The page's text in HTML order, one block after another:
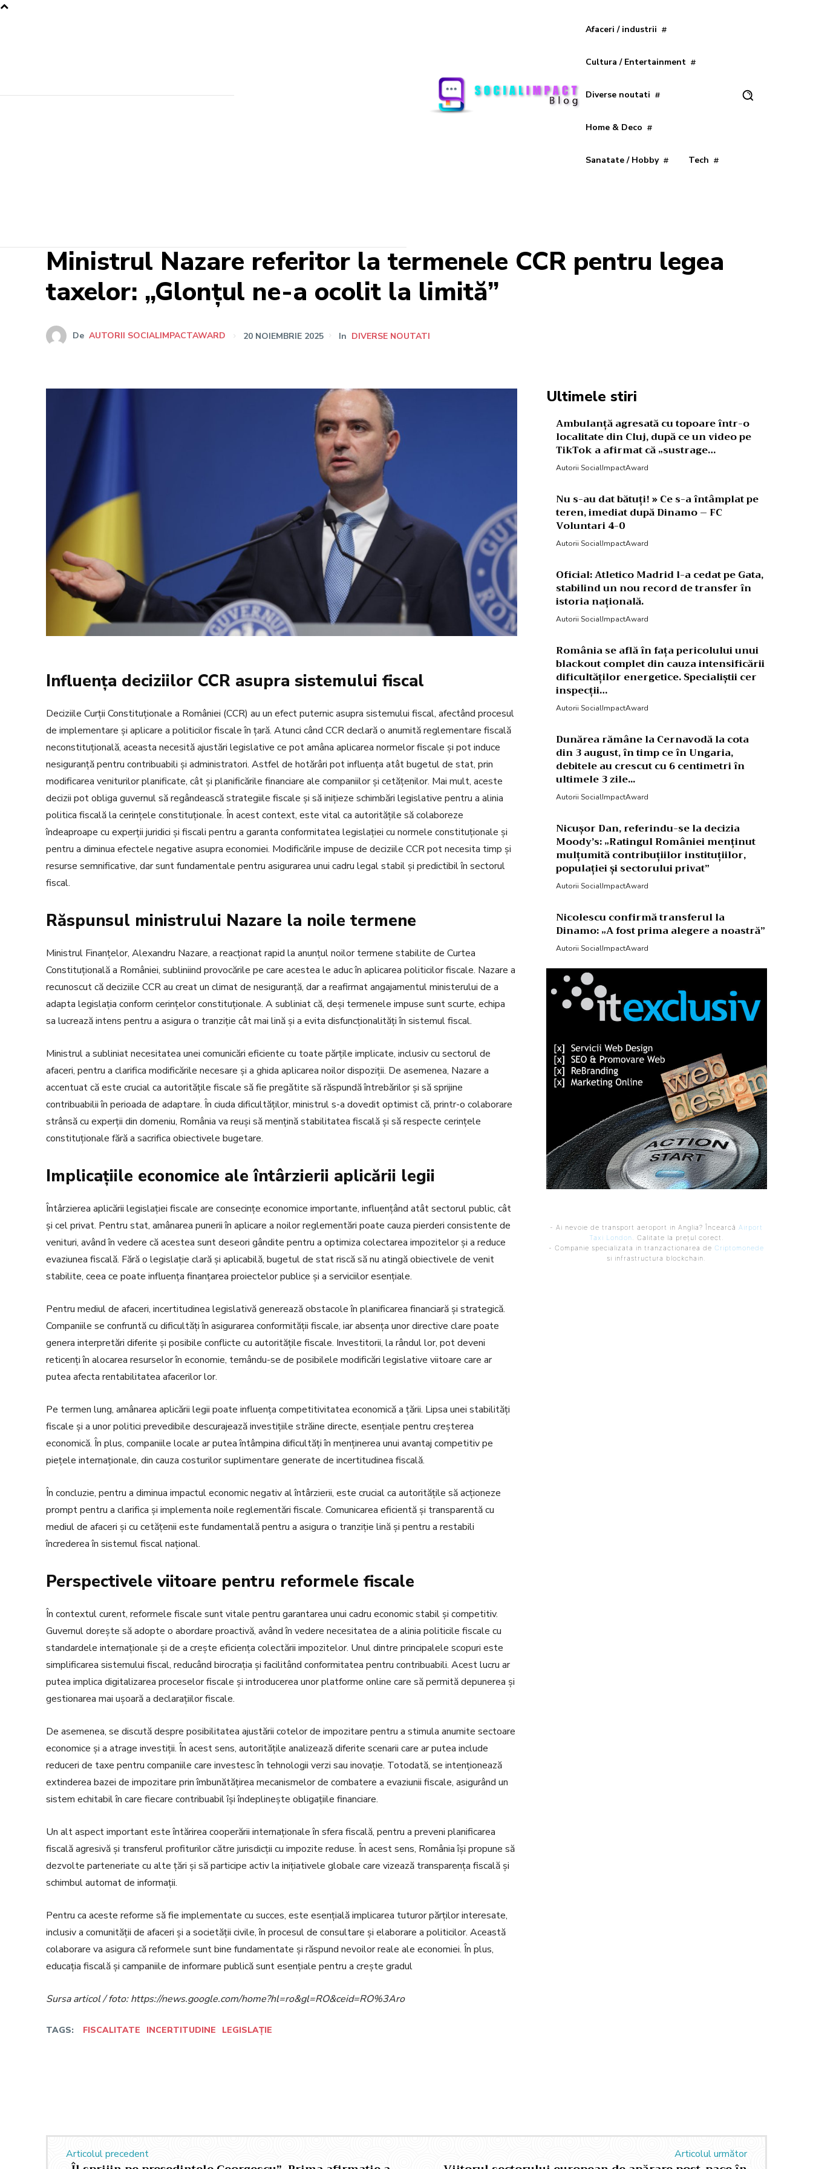
Afaceri / industrii
Cultura / Entertainment
Diverse noutati
Home & Deco
Sanatate / Hobby Tech
Ministrul Nazare referitor la termenele CCR pentru legea
taxelor: „Glonțul ne-a ocolit la limită”
De AUTORII SOCIALIMPACTAWARD 20 NOIEMBRIE 2025 In DIVERSE NOUTATI
Influența deciziilor CCR asupra sistemului fiscal
Deciziile Curții Constituționale a României (CCR) au un efect puternic asupra sistemului fiscal, afectând procesul
de implementare și aplicare a politicilor fiscale în țară. Atunci când CCR declară o anumită reglementare fiscală
neconstituțională, aceasta necesită ajustări legislative ce pot amâna aplicarea normelor fiscale și pot induce
nesiguranță pentru contribuabili și administratori. Astfel de hotărâri pot influența atât bugetul de stat, prin
modificarea veniturilor planificate, cât și planificările financiare ale companiilor și cetățenilor. Mai mult, aceste
decizii pot obliga guvernul să regândească strategiile fiscale și să inițieze schimbări legislative pentru a alinia
politica fiscală la cerințele constituționale. În acest context, este vital ca autoritățile să colaboreze
îndeaproape cu experții juridici și fiscali pentru a garanta conformitatea legislației cu normele constituționale și
pentru a diminua efectele negative asupra economiei. Modificările impuse de deciziile CCR pot necesita timp și
resurse semnificative, dar sunt fundamentale pentru asigurarea unui cadru legal stabil și predictibil în sectorul
fiscal.
Răspunsul ministrului Nazare la noile termene
Ministrul Finanțelor, Alexandru Nazare, a reacționat rapid la anunțul noilor termene stabilite de Curtea
Constituțională a României, subliniind provocările pe care acestea le aduc în aplicarea politicilor fiscale. Nazare a
recunoscut că deciziile CCR au creat un climat de nesiguranță, dar a reafirmat angajamentul ministerului de a
adapta legislația conform cerințelor constituționale. A subliniat că, deși termenele impuse sunt scurte, echipa
sa lucrează intens pentru a asigura o tranziție cât mai lină și a evita disfuncționalități în sistemul fiscal.
Ministrul a subliniat necesitatea unei comunicări eficiente cu toate părțile implicate, inclusiv cu sectorul de
afaceri, pentru a clarifica modificările necesare și a ghida aplicarea noilor dispoziții. De asemenea, Nazare a
accentuat că este crucial ca autoritățile fiscale să fie pregătite să răspundă întrebărilor și să sprijine
contribuabilii în perioada de adaptare. În ciuda dificultăților, ministrul s-a dovedit optimist că, printr-o colaborare
strânsă cu experții din domeniu, România va reuși să mențină stabilitatea fiscală și să respecte cerințele
constituționale fără a sacrifica obiectivele bugetare.
Implicațiile economice ale întârzierii aplicării legii
Întârzierea aplicării legislației fiscale are consecințe economice importante, influențând atât sectorul public, cât
și cel privat. Pentru stat, amânarea punerii în aplicare a noilor reglementări poate cauza pierderi consistente de
venituri, având în vedere că acestea sunt deseori gândite pentru a optimiza colectarea impozitelor și a reduce
evaziunea fiscală. Fără o legislație clară și aplicabilă, bugetul de stat riscă să nu atingă obiectivele de venit
stabilite, ceea ce poate influența finanțarea proiectelor publice și a serviciilor esențiale.
Pentru mediul de afaceri, incertitudinea legislativă generează obstacole în planificarea financiară și strategică.
Companiile se confruntă cu dificultăți în asigurarea conformității fiscale, iar absența unor directive clare poate
genera interpretări diferite și posibile conflicte cu autoritățile fiscale. Investitorii, la rândul lor, pot deveni
reticenți în alocarea resurselor în economie, temându-se de posibilele modificări legislative viitoare care ar
putea afecta rentabilitatea afacerilor lor.
Pe termen lung, amânarea aplicării legii poate influența competitivitatea economică a țării. Lipsa unei stabilități
fiscale și a unor politici prevedibile descurajează investițiile străine directe, esențiale pentru creșterea
economică. În plus, companiile locale ar putea întâmpina dificultăți în menținerea unui avantaj competitiv pe
piețele internaționale, din cauza costurilor suplimentare generate de incertitudinea fiscală.
În concluzie, pentru a diminua impactul economic negativ al întârzierii, este crucial ca autoritățile să acționeze
prompt pentru a clarifica și implementa noile reglementări fiscale. Comunicarea eficientă și transparentă cu
mediul de afaceri și cu cetățenii este fundamentală pentru a asigura o tranziție lină și pentru a restabili
încrederea în sistemul fiscal național.
Perspectivele viitoare pentru reformele fiscale
În contextul curent, reformele fiscale sunt vitale pentru garantarea unui cadru economic stabil și competitiv.
Guvernul dorește să adopte o abordare proactivă, având în vedere necesitatea de a alinia politicile fiscale cu
standardele internaționale și de a crește eficiența colectării impozitelor. Unul dintre principalele scopuri este
simplificarea sistemului fiscal, reducând birocrația și facilitând conformitatea pentru contribuabili. Acest lucru ar
putea implica digitalizarea proceselor fiscale și introducerea unor platforme online care să permită depunerea și
gestionarea mai ușoară a declarațiilor fiscale.
De asemenea, se discută despre posibilitatea ajustării cotelor de impozitare pentru a stimula anumite sectoare
economice și a atrage investiții. În acest sens, autoritățile analizează diferite scenarii care ar putea include
reduceri de taxe pentru companiile care investesc în tehnologii verzi sau inovație. Totodată, se intenționează
extinderea bazei de impozitare prin îmbunătățirea mecanismelor de combatere a evaziunii fiscale, asigurând un
sistem echitabil în care fiecare contribuabil își îndeplinește obligațiile financiare.
Un alt aspect important este întărirea cooperării internaționale în sfera fiscală, pentru a preveni planificarea
fiscală agresivă și transferul profiturilor către jurisdicții cu impozite reduse. În acest sens, România își propune să
dezvolte parteneriate cu alte țări și să participe activ la inițiativele globale care vizează transparența fiscală și
schimbul automat de informații.
Pentru ca aceste reforme să fie implementate cu succes, este esențială implicarea tuturor părților interesate,
inclusiv a comunității de afaceri și a societății civile, în procesul de consultare și elaborare a politicilor. Această
colaborare va asigura că reformele sunt bine fundamentate și răspund nevoilor reale ale economiei. În plus,
educația fiscală și campaniile de informare publică sunt esențiale pentru a crește gradul
Sursa articol / foto: https://news.google.com/home?hl=ro&gl=RO&ceid=RO%3Aro
TAGS: FISCALITATE INCERTITUDINE LEGISLAȚIE
Ultimele stiri
Ambulanță agresată cu topoare într-o
localitate din Cluj, după ce un video pe
TikTok a afirmat că „sustrage…
Autorii SocialImpactAward
Nu s-au dat bătuți! » Ce s-a întâmplat pe
teren, imediat după Dinamo – FC
Voluntari 4-0
Autorii SocialImpactAward
Oficial: Atletico Madrid l-a cedat pe Gata,
stabilind un nou record de transfer în
istoria națională.
Autorii SocialImpactAward
România se află în fața pericolului unui
blackout complet din cauza intensificării
dificultăților energetice. Specialiștii cer
inspecții…
Autorii SocialImpactAward
Dunărea rămâne la Cernavodă la cota
din 3 august, în timp ce în Ungaria,
debitele au crescut cu 6 centimetri în
ultimele 3 zile...
Autorii SocialImpactAward
Nicușor Dan, referindu-se la decizia
Moody’s: „Ratingul României menținut
mulțumită contribuțiilor instituțiilor,
populației și sectorului privat”
Autorii SocialImpactAward
Nicolescu confirmă transferul la
Dinamo: „A fost prima alegere a noastră”
Autorii SocialImpactAward
- Ai nevoie de transport aeroport in Anglia? ÎncearcăAirport
Taxi London. Calitate la prețul corect.
- Companie specializata in tranzactionarea deCriptomonede
si infrastructura blockchain.
Articolul precedent Articolul următor